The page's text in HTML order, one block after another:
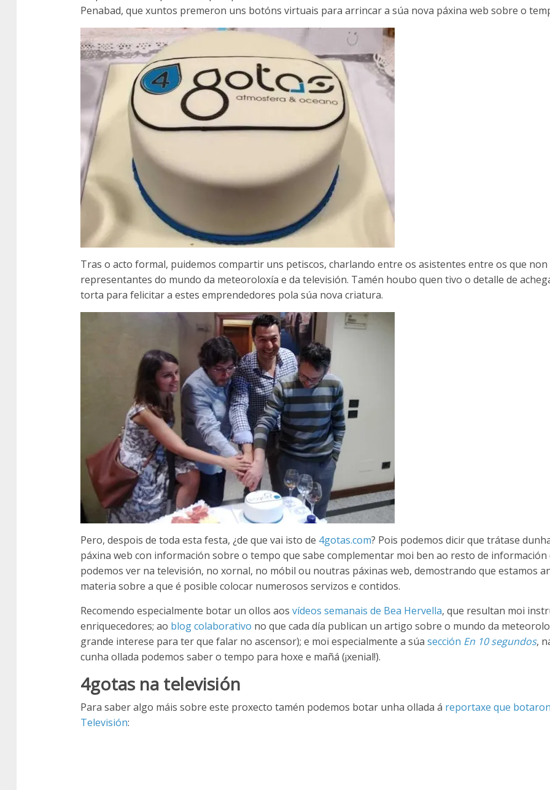
Penabad, que xuntos premeron uns botóns virtuais para arrincar a súa nova páxina web sobre o
Tras o acto formal, puidemos compartir uns petiscos, charlando entre os asistentes entre os que
representantes do mundo da meteoroloxía e da televisión. Tamén houbo quen tivo o detalle de
torta para felicitar a estes emprendedores pola súa nova criatura.
Pero, despois de toda esta festa, ¿de que vai isto de 4gotas.com? Pois podemos dicir que trátase
páxina web con información sobre o tempo que sabe complementar moi ben ao resto de información
podemos ver na televisión, no xornal, no móbil ou noutras páxinas web, demostrando que estamos
materia sobre a que é posible colocar numerosos servizos e contidos.
Recomendo especialmente botar un ollos aos vídeos semanais de Bea Hervella, que resultan moi
enriquecedores; ao blog colaborativo no que cada día publican un artigo sobre o mundo da
grande interese para ter que falar no ascensor); e moi especialmente a súa sección En 10 segundos,
cunha ollada podemos saber o tempo para hoxe e mañá (¡xenial!).
4gotas na televisión
Para saber algo máis sobre este proxecto tamén podemos botar unha ollada á reportaxe que
Televisión: